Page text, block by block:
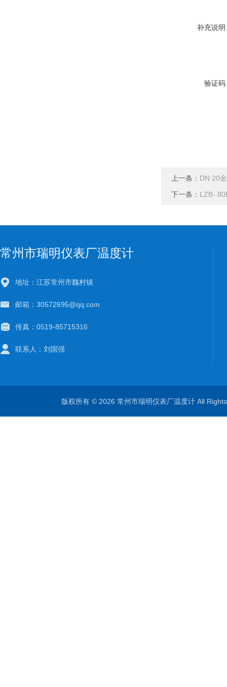
补充说明
验证码
上一条： DN 20
下一条： LZB-
常州市瑞明仪表厂温度计
地址：江苏常州市魏村镇
邮箱：30572695@qq.com
传真：0519-85715316
联系人：刘国强
版权所有 © 2026 常州市瑞明仪表厂温度计 All